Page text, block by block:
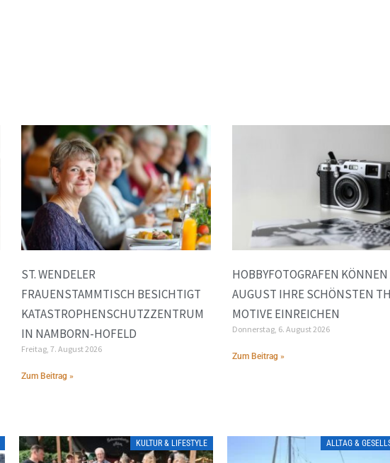
ST. WENDELER
FRAUENSTAMMTISCH BESICHTIGT
KATASTROPHENSCHUTZZENTRUM
IN NAMBORN-HOFELD
Freitag, 7. August 2026
Zum Beitrag »
HOBBYFOTOGRAFEN KÖNNEN
AUGUST IHRE SCHÖNSTEN
MOTIVE EINREICHEN
Donnerstag, 6. August 2026
Zum Beitrag »
KULTUR & LIFESTYLE ALLTAG &